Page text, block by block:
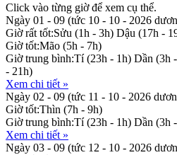
Click vào từng giờ để xem cụ thể.
Ngày 01 - 09 (tức 10 - 10 - 2026
Giờ rất tốt:Sửu (1h - 3h) Dậu (17h -
Giờ tốt:Mão (5h - 7h)
Giờ trung bình:Tí (23h - 1h) Dần (3h
- 21h)
Xem chi tiết »
Ngày 02 - 09 (tức 11 - 10 - 2026
Giờ tốt:Thìn (7h - 9h)
Giờ trung bình:Tí (23h - 1h) Dần (3h
Xem chi tiết »
Ngày 03 - 09 (tức 12 - 10 - 2026